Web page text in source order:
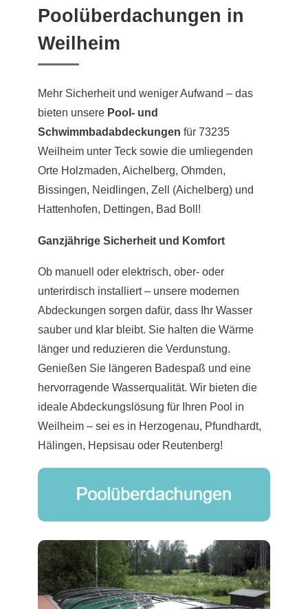
Poolüberdachungen in
Weilheim
Mehr Sicherheit und weniger Aufwand – das
bieten unsere Pool- und
Schwimmbadabdeckungen für 73235
Weilheim unter Teck sowie die umliegenden
Orte Holzmaden, Aichelberg, Ohmden,
Bissingen, Neidlingen, Zell (Aichelberg) und
Hattenhofen, Dettingen, Bad Boll!
Ganzjährige Sicherheit und Komfort
Ob manuell oder elektrisch, ober- oder
unterirdisch installiert – unsere modernen
Abdeckungen sorgen dafür, dass Ihr Wasser
sauber und klar bleibt. Sie halten die Wärme
länger und reduzieren die Verdunstung.
Genießen Sie längeren Badespaß und eine
hervorragende Wasserqualität. Wir bieten die
ideale Abdeckungslösung für Ihren Pool in
Weilheim – sei es in Herzogenau, Pfundhardt,
Hälingen, Hepsisau oder Reutenberg!